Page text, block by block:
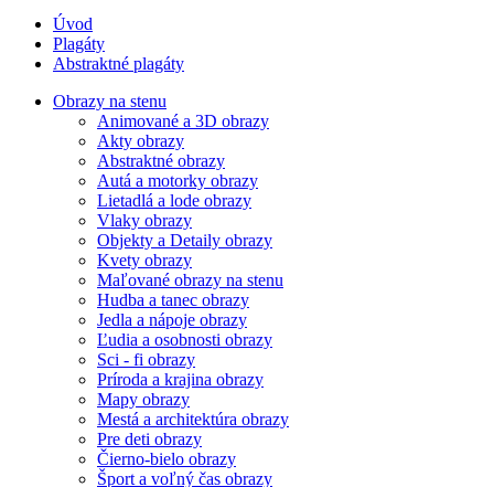
Úvod
Plagáty
Abstraktné plagáty
Obrazy na stenu
Animované a 3D obrazy
Akty obrazy
Abstraktné obrazy
Autá a motorky obrazy
Lietadlá a lode obrazy
Vlaky obrazy
Objekty a Detaily obrazy
Kvety obrazy
Maľované obrazy na stenu
Hudba a tanec obrazy
Jedla a nápoje obrazy
Ľudia a osobnosti obrazy
Sci - fi obrazy
Príroda a krajina obrazy
Mapy obrazy
Mestá a architektúra obrazy
Pre deti obrazy
Čierno-bielo obrazy
Šport a voľný čas obrazy